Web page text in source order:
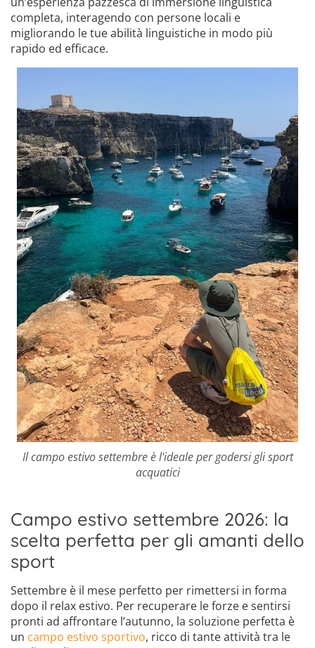
completa, interagendo con persone locali e
migliorando le tue abilità linguistiche in modo più
rapido ed efficace.
Il campo estivo settembre è l'ideale per godersi gli sport
acquatici
Campo estivo settembre 2026: la
scelta perfetta per gli amanti dello
sport
Settembre è il mese perfetto per rimettersi in forma
dopo il relax estivo. Per recuperare le forze e sentirsi
pronti ad affrontare l’autunno, la soluzione perfetta è
un campo estivo sportivo, ricco di tante attività tra le